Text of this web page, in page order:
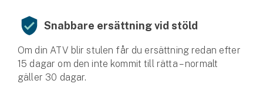
Snabbare ersättning vid stöld
Om din ATV blir stulen får du ersättning redan efter
15 dagar om den inte kommit till rätta – normalt
gäller 30 dagar.